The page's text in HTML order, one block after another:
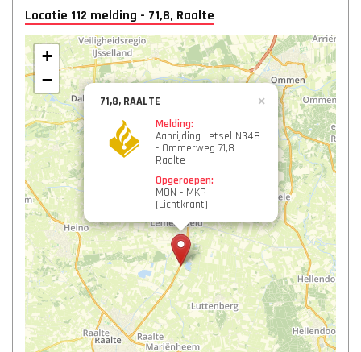
Locatie 112 melding - 71,8, Raalte
71,8, RAALTE
Melding:
Aanrijding Letsel N348
- Ommerweg 71,8
Raalte
Opgeroepen:
MON - MKP
(Lichtkrant)
×
+
−